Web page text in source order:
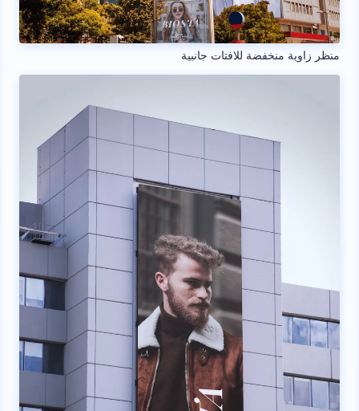
منظر زاوية منخفضة للافتات جانبية